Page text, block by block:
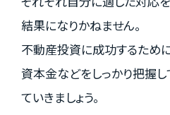
結果になりかねません。
不動産投資に成功するため
資本金などをしっかり把握
ていきましょう。